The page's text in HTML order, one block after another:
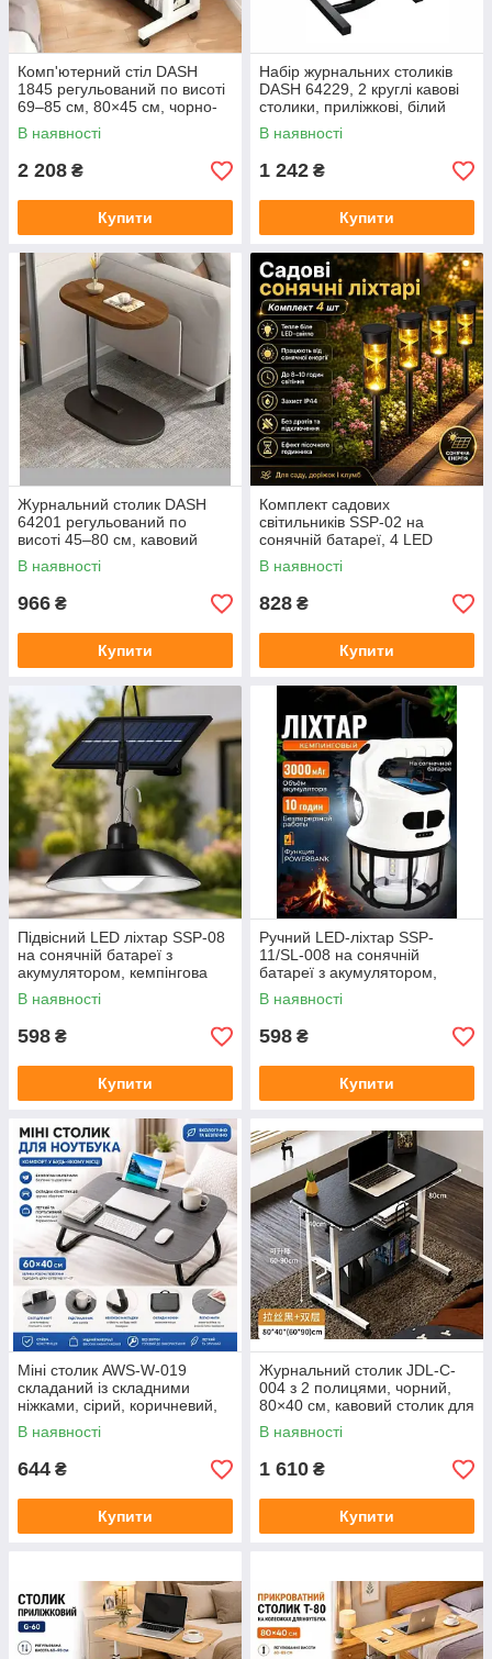
Комп'ютерний стіл DASH
1845 регульований по висоті
69–85 см, 80×45 см, чорно-
білий
В наявності
2 208 ₴
Купити
Набір журнальних столиків
DASH 64229, 2 круглі кавові
столики, приліжкові, білий
мармур/чорний, 40×30×60 см
В наявності
1 242 ₴
Купити
Журнальний столик DASH
64201 регульований по
висоті 45–80 см, кавовий
приліжковий стіл, 40×30 см,
коричневий/чорний
В наявності
966 ₴
Купити
Комплект садових
світильників SSP-02 на
сонячній батареї, 4 LED
ліхтарі з акумулятором для
саду та доріжок
В наявності
828 ₴
Купити
Підвісний LED ліхтар SSP-08
на сонячній батареї з
акумулятором, кемпінгова
лампа для саду, альтанки та
туризму
В наявності
598 ₴
Купити
Ручний LED-ліхтар SSP-
11/SL-008 на сонячній
батареї з акумулятором,
багатофункціональний
переносний ліхтар
В наявності
598 ₴
Купити
Міні столик AWS-W-019
складаний із складними
ніжками, сірий, коричневий,
чорний, 49×36×20 см, столик
для ноутбука та сніданку
В наявності
644 ₴
Купити
Журнальний столик JDL-C-
004 з 2 полицями, чорний,
80×40 см, кавовий столик для
вітальні та офісу
В наявності
1 610 ₴
Купити